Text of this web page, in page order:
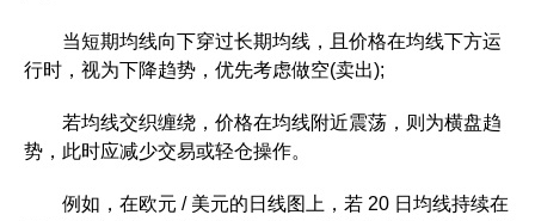
当短期均线向下穿过长期均线，且价格在均线下方运
行时，视为下降趋势，优先考虑做空(卖出);
若均线交织缠绕，价格在均线附近震荡，则为横盘趋
势，此时应减少交易或轻仓操作。
例如，在欧元 / 美元的日线图上，若 20 日均线持续在